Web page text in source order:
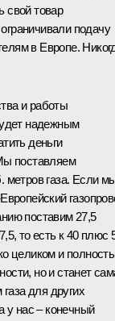
свой товар
подачу
в Европе.
и работы
надежным
деньги
поставляем
метров газа. Если
поставим 27,5
то есть к 40 плюс
целиком и
но и станет
для других
у нас – конечный